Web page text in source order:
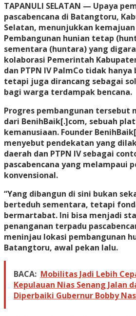
TAPANULI SELATAN — Upaya
pascabencana di Batangtoru,
Selatan, menunjukkan
Pembangunan hunian tetap
sementara (huntara) yang
kolaborasi Pemerintah
dan PTPN IV PalmCo tidak
tetapi juga dirancang sebagai
bagi warga terdampak bencana.
Progres pembangunan tersebut
dari BenihBaik[.]com, sebuah
kemanusiaan. Founder
menyebut pendekatan yang
daerah dan PTPN IV sebagai
pascabencana yang melampaui
konvensional.
“Yang dibangun di sini bukan
berteduh sementara, tetapi
bermartabat. Ini bisa menjadi
penanganan terpadu
meninjau lokasi pembangunan
Batangtoru, awal pekan lalu.
BACA: Mobilitas Jadi Lebih
Kepulauan Nias Senang Jalan
Diperbaiki Gubernur Bobby